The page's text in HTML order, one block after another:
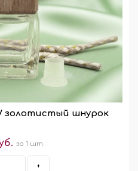
шнурок
за 1 шт.
+